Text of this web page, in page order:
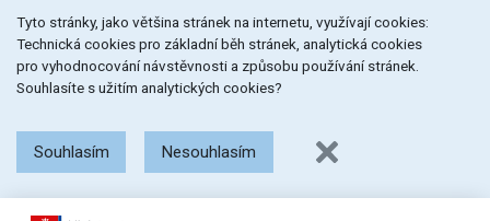
na
menu
na
obsah
na
patičku
stránky
Tyto stránky, jako většina stránek na internetu, využívají cookies:
Technická cookies pro základní běh stránek, analytická cookies
pro vyhodnocování návstěvnosti a způsobu používání stránek.
Souhlasíte s užitím analytických cookies?
Souhlasím Nesouhlasím